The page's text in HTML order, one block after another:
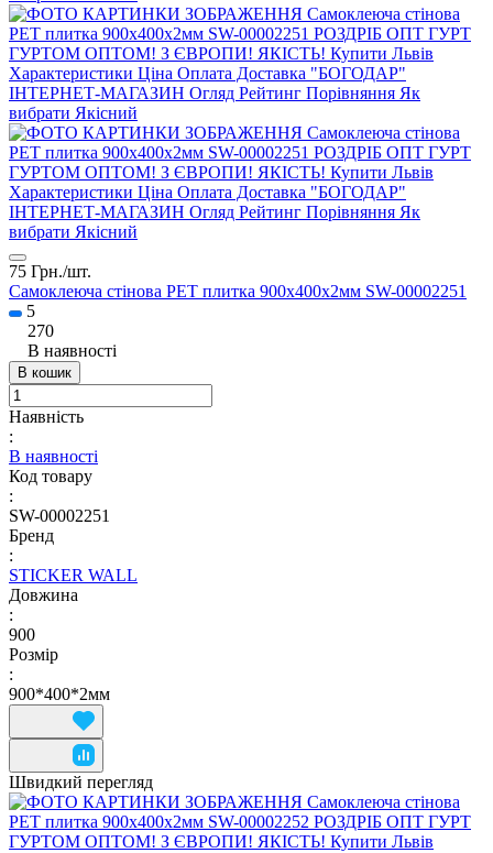
75 Грн./шт.
Самоклеюча стінова PET плитка 900х400х2мм SW-00002251
5
270
В наявності
В кошик
Наявність
:
В наявності
Код товару
:
SW-00002251
Бренд
:
STICKER WALL
Довжина
:
900
Розмір
:
900*400*2мм
Швидкий перегляд